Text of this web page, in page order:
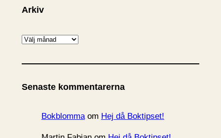
Arkiv
A
k
v
Senaste kommentarerna
Bokblommaom Hej då Boktipset!